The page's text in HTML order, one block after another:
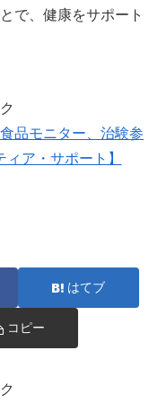
で、健康をサポート
品モニター、治験参
ア・サポート】
はてブ
コピー